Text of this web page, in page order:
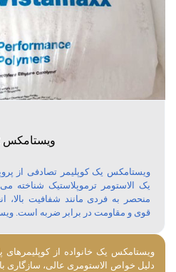
ویستامکس 6202
ویستامکس یک کوپلیمر تصادفی از
یک الاستومر ترموپلاستیک شناخته
منحصر به فردی مانند شفافیت بالا،
قوی و مقاومت در برابر ضربه است.
ویستامکس یک خانواده از کوپلیمرهای
دلیل خواص الاستومری عالی، سازگاری